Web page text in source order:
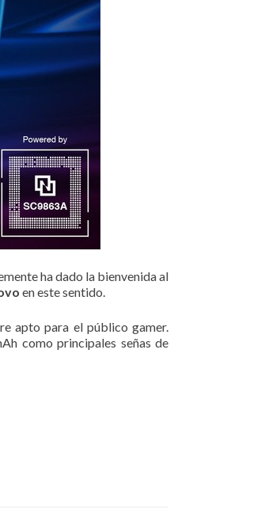
ha dado la bienvenida al
en este sentido.
apto para el público gamer.
como principales señas de